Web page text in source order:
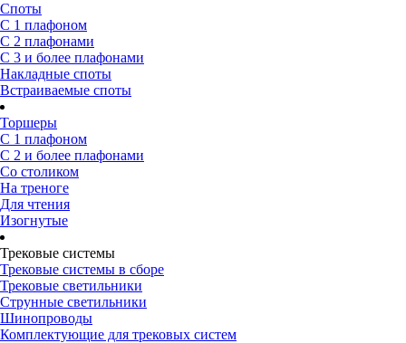
Споты
С 1 плафоном
С 2 плафонами
С 3 и более плафонами
Накладные споты
Встраиваемые споты
Торшеры
С 1 плафоном
С 2 и более плафонами
Со столиком
На треноге
Для чтения
Изогнутые
Трековые системы
Трековые системы в сборе
Трековые светильники
Струнные светильники
Шинопроводы
Комплектующие для трековых систем